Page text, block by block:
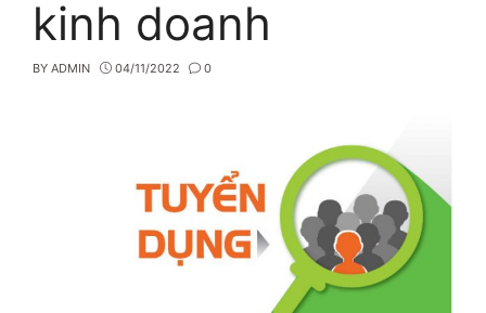
kinh doanh
BY ADMIN 04/11/2022 0